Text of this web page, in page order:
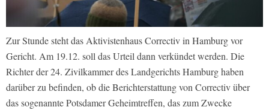
Zur Stunde steht das Aktivistenhaus Correctiv in Hamburg vor
Gericht. Am 19.12. soll das Urteil dann verkündet werden. Die
Richter der 24. Zivilkammer des Landgerichts Hamburg haben
darüber zu befinden, ob die Berichterstattung von Correctiv über
das sogenannte Potsdamer Geheimtreffen, das zum Zwecke